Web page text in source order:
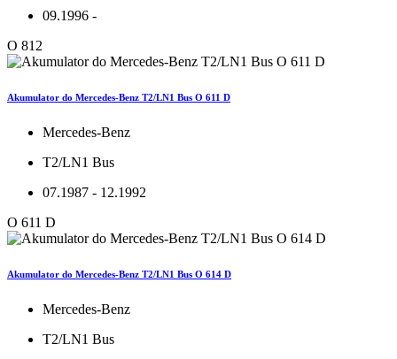
09.1996 -
O 812
Akumulator do Mercedes-Benz T2/LN1 Bus O 611 D
Mercedes-Benz
T2/LN1 Bus
07.1987 - 12.1992
O 611 D
Akumulator do Mercedes-Benz T2/LN1 Bus O 614 D
Mercedes-Benz
T2/LN1 Bus